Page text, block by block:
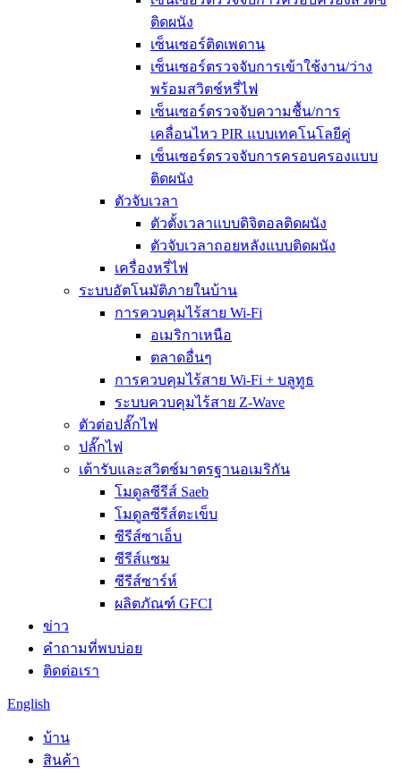
ติดผนัง
เซ็นเซอร์ติดเพดาน
เซ็นเซอร์ตรวจจับการเข้าใช้งาน/ว่าง
พร้อมสวิตช์หรี่ไฟ
เซ็นเซอร์ตรวจจับความชื้น/การ
เคลื่อนไหว PIR แบบเทคโนโลยีคู่
เซ็นเซอร์ตรวจจับการครอบครองแบบ
ติดผนัง
ตัวจับเวลา
ตัวตั้งเวลาแบบดิจิตอลติดผนัง
ตัวจับเวลาถอยหลังแบบติดผนัง
เครื่องหรี่ไฟ
ระบบอัตโนมัติภายในบ้าน
การควบคุมไร้สาย Wi-Fi
อเมริกาเหนือ
ตลาดอื่นๆ
การควบคุมไร้สาย Wi-Fi + บลูทูธ
ระบบควบคุมไร้สาย Z-Wave
ตัวต่อปลั๊กไฟ
ปลั๊กไฟ
เต้ารับและสวิตช์มาตรฐานอเมริกัน
โมดูลซีรีส์ Saeb
โมดูลซีรีส์ตะเข็บ
ซีรีส์ซาเอ็บ
ซีรีส์แซม
ซีรีส์ซาร์ห์
ผลิตภัณฑ์ GFCI
ข่าว
คำถามที่พบบ่อย
ติดต่อเรา
English
บ้าน
สินค้า